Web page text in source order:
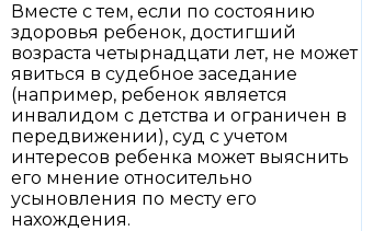
Вместе с тем, если по состоянию
здоровья ребенок, достигший
возраста четырнадцати лет, не может
явиться в судебное заседание
(например, ребенок является
инвалидом с детства и ограничен в
передвижении), суд с учетом
интересов ребенка может выяснить
его мнение относительно
усыновления по месту его
нахождения.